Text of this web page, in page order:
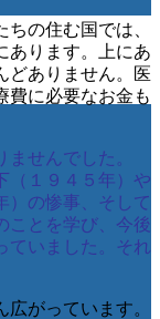
の住む国では、
あります。上にあ
どありません。医
費に必要なお金も
せんでした。
（１９４５年）や
）の惨事、そして
ことを学び、今後
ていました。それ
がっています。